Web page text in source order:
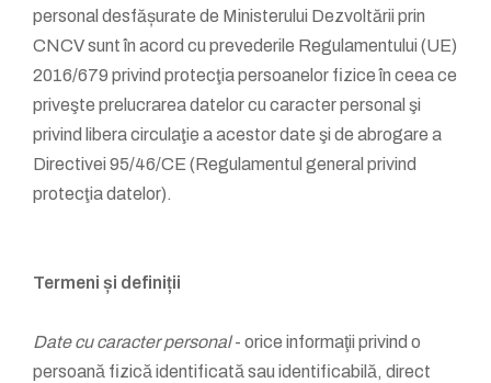
personal desfășurate de Ministerului Dezvoltării prin
CNCV sunt în acord cu prevederile Regulamentului (UE)
2016/679 privind protecţia persoanelor fizice în ceea ce
priveşte prelucrarea datelor cu caracter personal şi
privind libera circulaţie a acestor date şi de abrogare a
Directivei 95/46/CE (Regulamentul general privind
protecţia datelor).
Termeni și definiții
Date cu caracter personal- orice informaţii privind o
persoană fizică identificată sau identificabilă, direct